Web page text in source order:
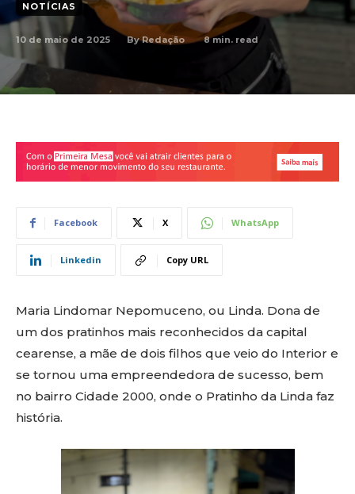
NOTÍCIAS
10 de maio de 2025 By Redação 8min. read
Facebook X WhatsApp
Linkedin Copy URL
Maria Lindomar Nepomuceno, ou Linda. Dona de
um dos pratinhos mais reconhecidos da capital
cearense, a mãe de dois filhos que veio do Interior e
se tornou uma empreendedora de sucesso, bem
no bairro Cidade 2000, onde o Pratinho da Linda faz
história.